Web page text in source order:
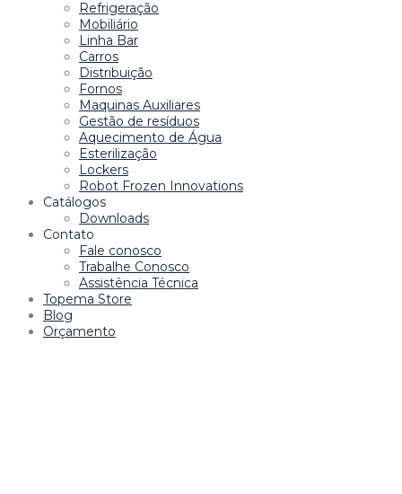
Refrigeração
Mobiliário
Linha Bar
Carros
Distribuição
Fornos
Maquinas Auxiliares
Gestão de resíduos
Aquecimento de Água
Esterilização
Lockers
Robot Frozen Innovations
Catálogos
Downloads
Contato
Fale conosco
Trabalhe Conosco
Assistência Técnica
Topema Store
Blog
Orçamento